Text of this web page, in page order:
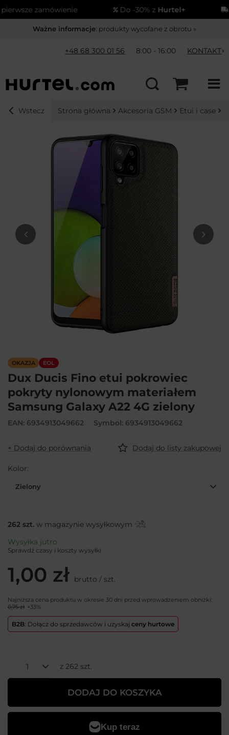
zamówienie Do -30% zHurtel+
Ważne informacje: produkty wycofane z obrotu »
+48 68 300 01 56 8:00 - 16:00 KONTAKT
Wstecz Strona główna Akcesoria GSM Etui i case
OKAZJA EOL
Dux Ducis Fino etui pokrowiec
pokryty nylonowym materiałem
Samsung Galaxy A22 4G zielony
EAN: 6934913049662 Symbol: 6934913049662
+ Dodaj do porównania Dodaj do listy zakupowej
Kolor
Zielony
262 szt. w magazynie wysyłkowym
Wysyłka jutro
Sprawdź czasy i koszty wysyłki
1,00 zł brutto / szt.
Najniższa cena produktu w okresie 30 dni przed wprowadzeniem obniżki:
0,75 zł +33%
B2B: Dołącz do sprzedawców i uzyskaj ceny hurtowe
z 262 szt.
DODAJ DO KOSZYKA